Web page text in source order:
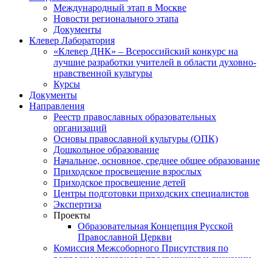
Международный этап в Москве
Новости регионального этапа
Документы
Клевер Лаборатория
«Клевер ДНК» – Всероссийский конкурс на
лучшие разработки учителей в области духовно-
нравственной культуры
Курсы
Документы
Направления
Реестр православных образовательных
организаций
Основы православной культуры (ОПК)
Дошкольное образование
Начальное, основное, среднее общее образование
Приходское просвещение взрослых
Приходское просвещение детей
Центры подготовки приходских специалистов
Экспертиза
Проекты
Образовательная Концепция Русской
Православной Церкви
Комиссия Межсоборного Присутствия по